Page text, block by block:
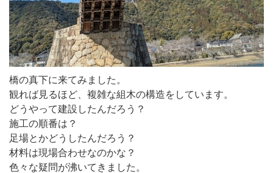
橋の真下に来てみました。
観れば見るほど、複雑な組木の構造をしています。
どうやって建設したんだろう？
施工の順番は？
足場とかどうしたんだろう？
材料は現場合わせなのかな？
色々な疑問が沸いてきました。